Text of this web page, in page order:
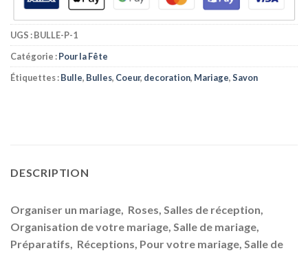
UGS :BULLE-P-1
Catégorie :Pour la Fête
Étiquettes :Bulle, Bulles, Coeur, decoration, Mariage,Savon
DESCRIPTION
Organiser un mariage, Roses, Salles de réception,
Organisation de votre mariage, Salle de mariage,
Préparatifs, Réceptions, Pour votre mariage, Salle de